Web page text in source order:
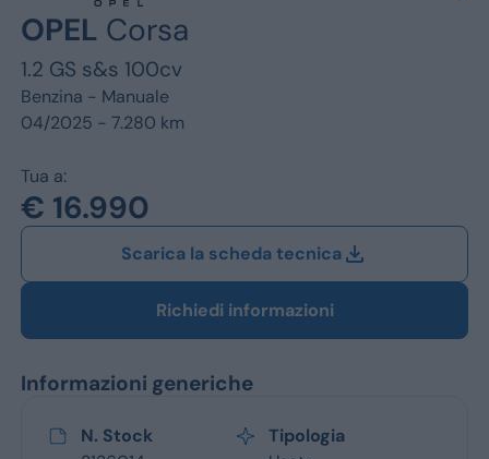
OPEL Corsa
1.2 GS s&s 100cv
Benzina - Manuale
04/2025 - 7.280 km
Tua a:
€ 16.990
Scarica la scheda tecnica
Richiedi informazioni
Informazioni generiche
N. Stock
Tipologia